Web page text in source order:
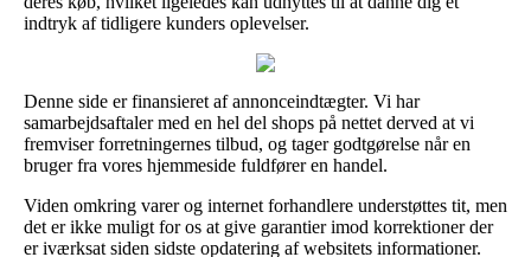
indtryk af tidligere kunders oplevelser.
Denne side er finansieret af annonceindtægter. Vi har
samarbejdsaftaler med en hel del shops på nettet derved at vi
fremviser forretningernes tilbud, og tager godtgørelse når en
bruger fra vores hjemmeside fuldfører en handel.
Viden omkring varer og internet forhandlere understøttes tit, men
det er ikke muligt for os at give garantier imod korrektioner der
er iværksat siden sidste opdatering af websitets informationer.